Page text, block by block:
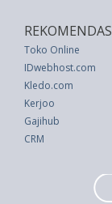
Toko Online
IDwebhost.com
Kledo.com
Kerjoo
Gajihub
CRM